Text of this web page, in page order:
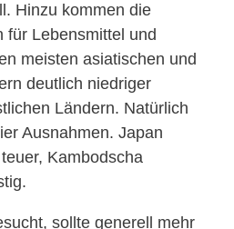
Hinzu kommen die
für Lebensmittel und
meisten asiatischen und
deutlich niedriger
Ländern. Natürlich
Ausnahmen. Japan
Kambodscha
sollte generell mehr